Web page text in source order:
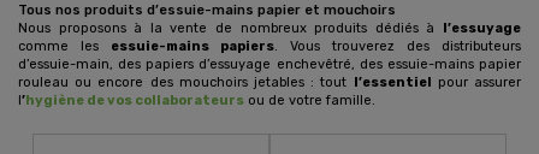
Tous nos produits d’essuie-mains papier et mouchoirs
Nous proposons à la vente de nombreux produits dédiés à l’essuyage
comme les essuie-mains papiers . Vous trouverez des distributeurs
d’essuie-main, des papiers d’essuyage enchevêtré, des essuie-mains papier
rouleau ou encore des mouchoirs jetables : tout l’essentiel pour assurer
l’hygiène de vos collaborateurs ou de votre famille.